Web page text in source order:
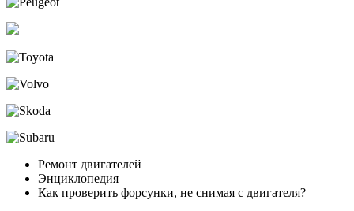
Ремонт двигателей
Энциклопедия
Как проверить форсунки, не снимая с двигателя?